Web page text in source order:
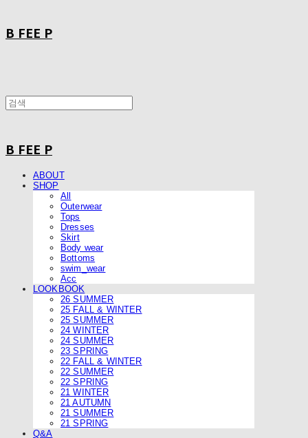
B FEE P
B FEE P
ABOUT
SHOP
All
Outerwear
Tops
Dresses
Skirt
Body wear
Bottoms
swim_wear
Acc
LOOKBOOK
26 SUMMER
25 FALL & WINTER
25 SUMMER
24 WINTER
24 SUMMER
23 SPRING
22 FALL & WINTER
22 SUMMER
22 SPRING
21 WINTER
21 AUTUMN
21 SUMMER
21 SPRING
Q&A